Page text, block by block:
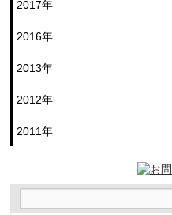
2017年
2016年
2013年
2012年
2011年